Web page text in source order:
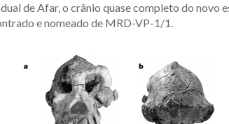
de Afar, o crânio quase completo do novo
e nomeado de MRD-VP-1/1.